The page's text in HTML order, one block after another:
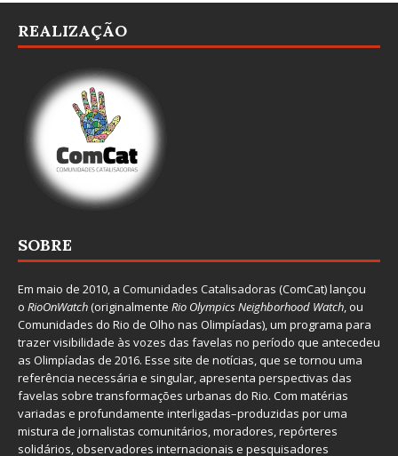
REALIZAÇÃO
SOBRE
Em maio de 2010, a Comunidades Catalisadoras (ComCat) lançou
o RioOnWatch(originalmente Rio Olympics Neighborhood Watch, ou
Comunidades do Rio de Olho nas Olimpíadas), um programa para
trazer visibilidade às vozes das favelas no período que antecedeu
as Olimpíadas de 2016. Esse site de notícias, que se tornou uma
referência necessária e singular, apresenta perspectivas das
favelas sobre transformações urbanas do Rio. Com matérias
variadas e profundamente interligadas–produzidas por uma
mistura de jornalistas comunitários, moradores, repórteres
solidários, observadores internacionais e pesquisadores